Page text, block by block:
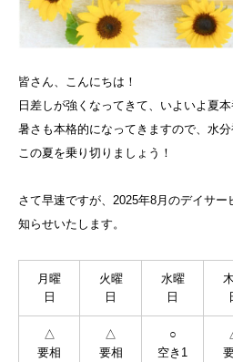
皆さん、こんにちは！
日差しが強くなってきて、いよいよ夏本
暑さも本格的になってきますので、水
この夏を乗り切りましょう！
さて早速ですが、2025年8月のデイサ
知らせいたします。
月曜
日
火曜
日
水曜
日
△
要相
△
要相
○
空き1